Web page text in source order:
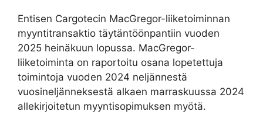
Entisen Cargotecin MacGregor-liiketoiminnan
myyntitransaktio täytäntöönpantiin vuoden
2025 heinäkuun lopussa. MacGregor-
liiketoiminta on raportoitu osana lopetettuja
toimintoja vuoden 2024 neljännestä
vuosineljänneksestä alkaen marraskuussa 2024
allekirjoitetun myyntisopimuksen myötä.